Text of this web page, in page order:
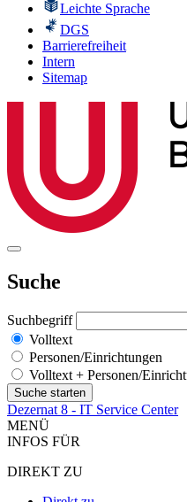
Leichte Sprache
DGS
Barrierefreiheit
Intern
Sitemap
Suche
Suchbegriff
Volltext
Personen/Einrichtungen
Volltext + Personen/
Dezernat 8 - IT Service Center
MENÜ
INFOS FÜR
DIREKT ZU